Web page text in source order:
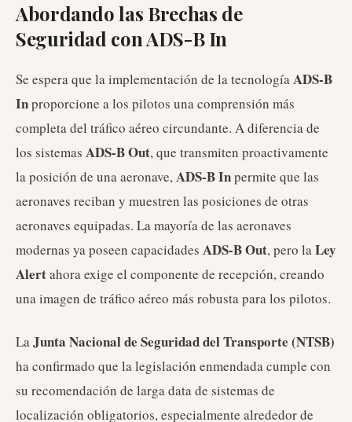
Abordando las Brechas de
Seguridad con ADS-B In
Se espera que la implementación de la tecnologíaADS-B
Inproporcione a los pilotos una comprensión más
completa del tráfico aéreo circundante. A diferencia de
los sistemas ADS-B Out, que transmiten proactivamente
la posición de una aeronave,ADS-B Inpermite que las
aeronaves reciban y muestren las posiciones de otras
aeronaves equipadas. La mayoría de las aeronaves
modernas ya poseen capacidades ADS-B Out, pero laLey
Alertahora exige el componente de recepción, creando
una imagen de tráfico aéreo más robusta para los pilotos.
LaJunta Nacional de Seguridad del Transporte (NTSB)
ha confirmado que la legislación enmendada cumple con
su recomendación de larga data de sistemas de
localización obligatorios, especialmente alrededor de